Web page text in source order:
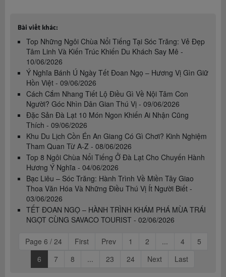
Bài viết khác:
Top Những Ngôi Chùa Nổi Tiếng Tại Sóc Trăng: Vẻ Đẹp
Tâm Linh Và Kiến Trúc Khiến Du Khách Say Mê -
10/06/2026
Ý Nghĩa Bánh Ú Ngày Tết Đoan Ngọ – Hương Vị Gìn Giữ
Hồn Việt - 09/06/2026
Cách Cắm Nhang Tiết Lộ Điều Gì Về Nội Tâm Con
Người? Góc Nhìn Dân Gian Thú Vị - 09/06/2026
Đặc Sản Đà Lạt 10 Món Ngon Khiến Ai Nhận Cũng
Thích - 09/06/2026
Khu Du Lịch Cồn Én An Giang Có Gì Chơi? Kinh Nghiệm
Tham Quan Từ A-Z - 08/06/2026
Top 8 Ngôi Chùa Nổi Tiếng Ở Đà Lạt Cho Chuyến Hành
Hương Ý Nghĩa - 04/06/2026
Bạc Liêu – Sóc Trăng: Hành Trình Về Miền Tây Giao
Thoa Văn Hóa Và Những Điều Thú Vị Ít Người Biết -
03/06/2026
TẾT ĐOAN NGỌ – HÀNH TRÌNH KHÁM PHÁ MÙA TRÁI
NGỌT CÙNG SAVACO TOURIST - 02/06/2026
Page 6 / 24 First Prev 1 2 ... 4
5
6
7 8 ... 23 24 Next Last